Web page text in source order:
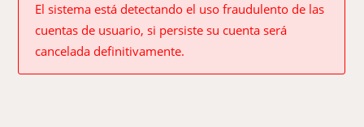
El sistema está detectando el uso fraudulento de las
cuentas de usuario, si persiste su cuenta será
cancelada definitivamente.